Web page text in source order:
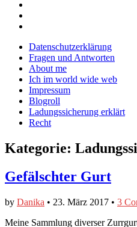
Facebook
anzeigen
Twitter
anzeigen
auf
Instagram
anzeigen
Main
menu
Skip
content
Datenschutzerklärung
Fragen und Antworten
About me
Ich im world wide web
Impressum
Blogroll
Ladungssicherung erklärt
Recht
Kategorie:
Gefälschter Gurt
by Danika • 23. März 2017 • 3
Meine Sammlung diverser